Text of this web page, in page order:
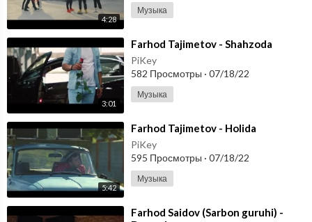
4:28
Музыка
3:01
⁣Farhod Tajimetov - Shahzoda
PiKey
582 Просмотры · 07/18/22
Музыка
5:42
⁣Farhod Tajimetov - Holida
PiKey
595 Просмотры · 07/18/22
Музыка
⁣Farhod Saidov (Sarbon guruhi) -